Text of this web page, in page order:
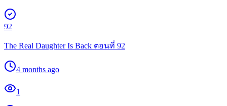
92
The Real Daughter Is Back ตอนที่ 92
4 months ago
1